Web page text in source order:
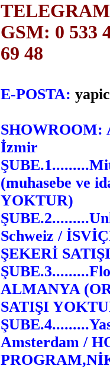
TELEGRAM
GSM: 0 533
69 48
E-POSTA:
SHOWROOM:
İzmir
(muhasebe ve
YOKTUR)
Schweiz /
ŞEKERİ
ALMANYA
SATIŞI
Amsterdam /